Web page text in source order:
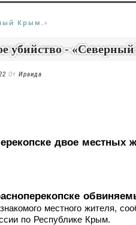
Крым. »
убийство -
От Ираида
двое местных
местного жителя,
по Республике Крым.